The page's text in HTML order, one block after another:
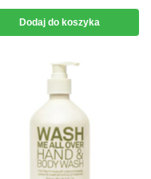
Dodaj do koszyka